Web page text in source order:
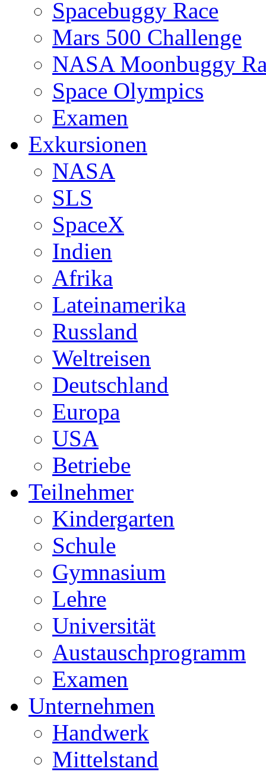
Spacebuggy Race
Mars 500 Challenge
NASA Moonbuggy
Space Olympics
Examen
Exkursionen
NASA
SLS
SpaceX
Indien
Afrika
Lateinamerika
Russland
Weltreisen
Deutschland
Europa
USA
Betriebe
Teilnehmer
Kindergarten
Schule
Gymnasium
Lehre
Universität
Austauschprogramm
Examen
Unternehmen
Handwerk
Mittelstand